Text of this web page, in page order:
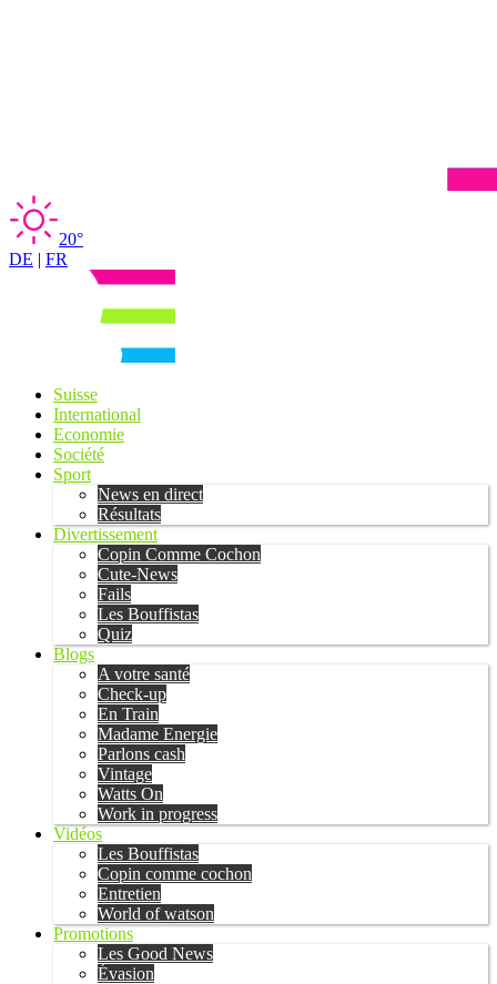
20°
DE | FR
Suisse
International
Economie
Société
Sport
News en direct
Résultats
Divertissement
Copin Comme Cochon
Cute-News
Fails
Les Bouffistas
Quiz
Blogs
A votre santé
Check-up
En Train
Madame Energie
Parlons cash
Vintage
Watts On
Work in progress
Vidéos
Les Bouffistas
Copin comme cochon
Entretien
World of watson
Promotions
Les Good News
Évasion